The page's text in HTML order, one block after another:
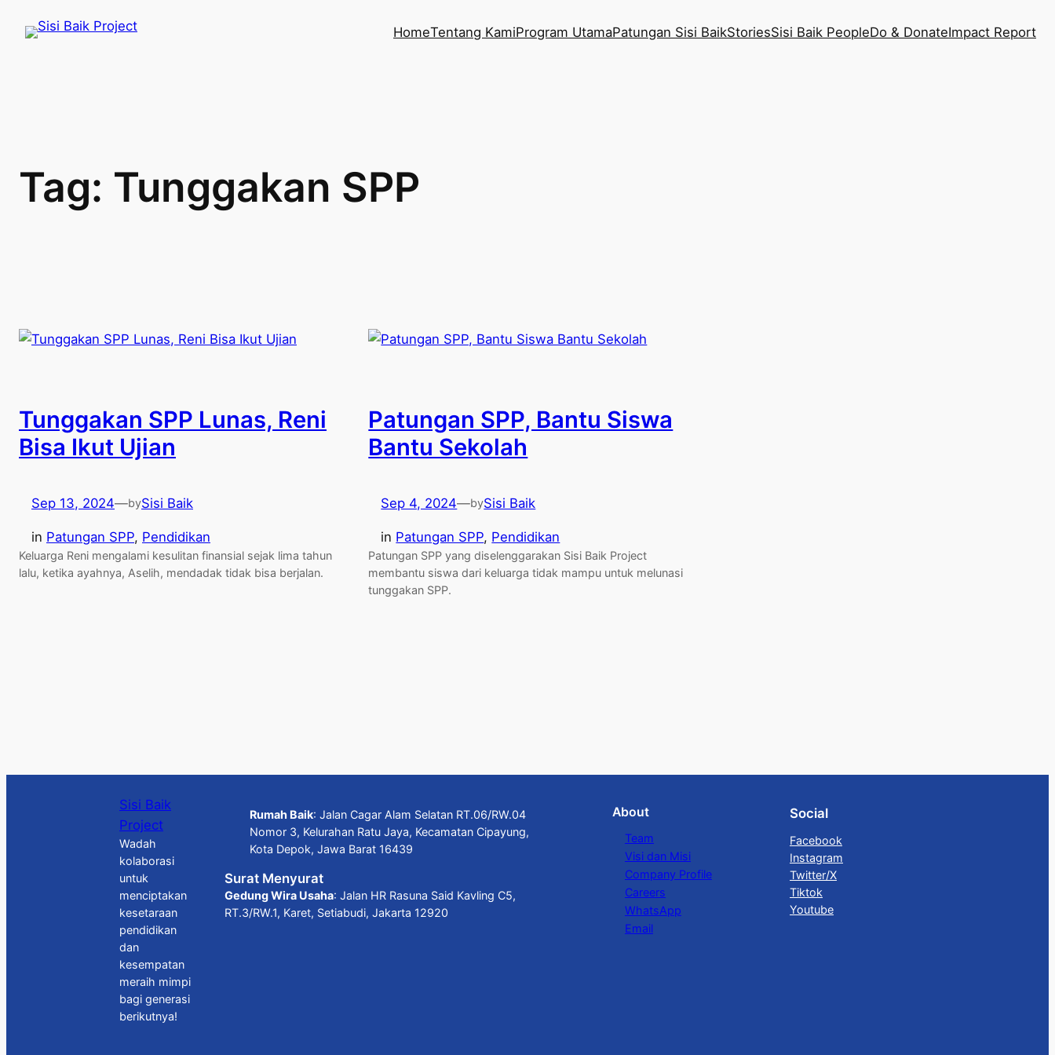
HomeTentang KamiProgram UtamaPatungan Sisi BaikStoriesSisi Baik PeopleDo & DonateImpact Report
Tag: Tunggakan SPP
Tunggakan SPP Lunas, Reni
Bisa Ikut Ujian
Sep 13, 2024—bySisi Baik
in Patungan SPP, Pendidikan
Keluarga Reni mengalami kesulitan finansial sejak lima tahun
lalu, ketika ayahnya, Aselih, mendadak tidak bisa berjalan.
Patungan SPP, Bantu Siswa
Bantu Sekolah
Sep 4, 2024—bySisi Baik
in Patungan SPP, Pendidikan
Patungan SPP yang diselenggarakan Sisi Baik Project
membantu siswa dari keluarga tidak mampu untuk melunasi
tunggakan SPP.
Sisi Baik
Project
Wadah
kolaborasi
untuk
menciptakan
kesetaraan
pendidikan
dan
kesempatan
meraih mimpi
bagi generasi
berikutnya!
Rumah Baik: Jalan Cagar Alam Selatan RT.06/RW.04
Nomor 3, Kelurahan Ratu Jaya, Kecamatan Cipayung,
Kota Depok, Jawa Barat 16439
Surat Menyurat
Gedung Wira Usaha: Jalan HR Rasuna Said Kavling C5,
RT.3/RW.1, Karet, Setiabudi, Jakarta 12920
About
Team
Visi dan Misi
Company Profile
Careers
WhatsApp
Email
Social
Facebook
Instagram
Twitter/X
Tiktok
Youtube